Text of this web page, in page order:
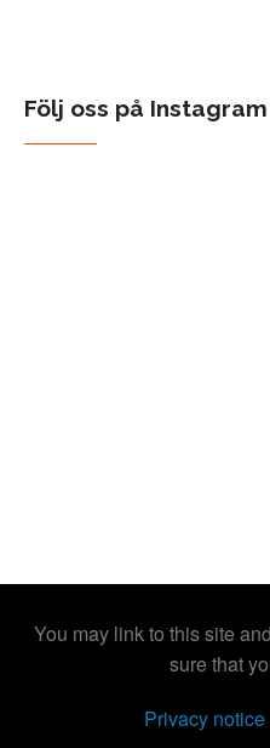
Följ oss på Instagram
You may link to this site
sure that
Privacy notice